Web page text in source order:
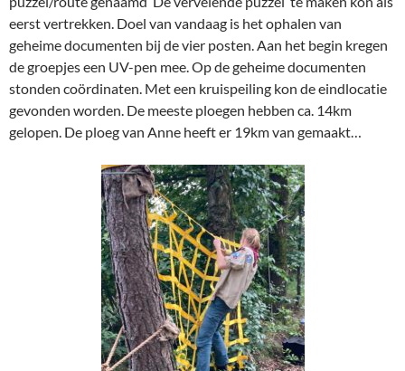
eerst vertrekken. Doel van vandaag is het ophalen van
geheime documenten bij de vier posten. Aan het begin kregen
de groepjes een UV-pen mee. Op de geheime documenten
stonden coördinaten. Met een kruispeiling kon de eindlocatie
gevonden worden. De meeste ploegen hebben ca. 14km
gelopen. De ploeg van Anne heeft er 19km van gemaakt…